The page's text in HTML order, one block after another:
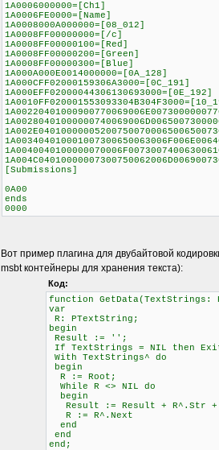
1A0006000000=[Ch1]
1A0006FE0000=[Name]
1A0008000A000000=[08_012]
1A0008FF00000000=[/c]
1A0008FF00000100=[Red]
1A0008FF00000200=[Green]
1A0008FF00000300=[Blue]
1A000A000E0014000000=[0A_128]
1A000CFF02000159306A3000=[0C_191]
1A000EFF02000044306130693000=[0E_192]
[Submissions]
0A00
ends
0000
Вот пример плагина для двубайтовой
msbt контейнеры для хранения текста):
Код:
function
var
R: PTextString;
begin
Result := '';
If TextStrings = NIL then
With TextStrings^ do
begin
R := Root;
While R <> NIL do
begin
Result := Result + R^.Str +
R := R^.Next
end
end
end;